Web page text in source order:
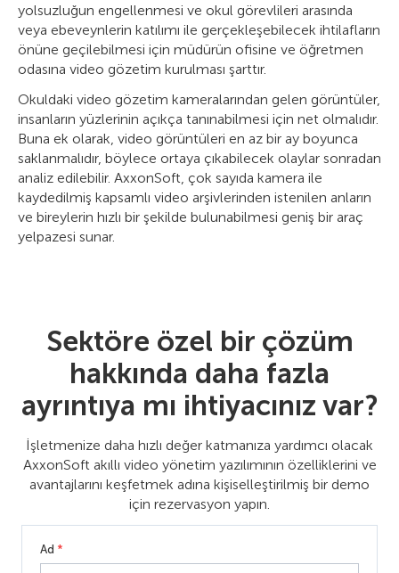
yolsuzluğun engellenmesi ve okul görevlileri arasında
veya ebeveynlerin katılımı ile gerçekleşebilecek ihtilafların
önüne geçilebilmesi için müdürün ofisine ve öğretmen
odasına video gözetim kurulması şarttır.
Okuldaki video gözetim kameralarından gelen görüntüler,
insanların yüzlerinin açıkça tanınabilmesi için net olmalıdır.
Buna ek olarak, video görüntüleri en az bir ay boyunca
saklanmalıdır, böylece ortaya çıkabilecek olaylar sonradan
analiz edilebilir. AxxonSoft, çok sayıda kamera ile
kaydedilmiş kapsamlı video arşivlerinden istenilen anların
ve bireylerin hızlı bir şekilde bulunabilmesi geniş bir araç
yelpazesi sunar.
Sektöre özel bir çözüm
hakkında daha fazla
ayrıntıya mı ihtiyacınız var?
İşletmenize daha hızlı değer katmanıza yardımcı olacak
AxxonSoft akıllı video yönetim yazılımının özelliklerini ve
avantajlarını keşfetmek adına kişiselleştirilmiş bir demo
için rezervasyon yapın.
Ad *